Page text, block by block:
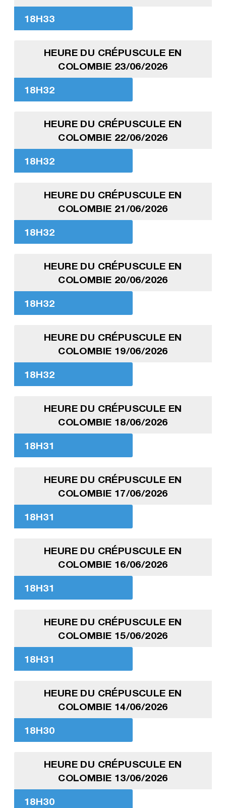
18H33
HEURE DU CRÉPUSCULE EN
COLOMBIE 23/06/2026
18H32
HEURE DU CRÉPUSCULE EN
COLOMBIE 22/06/2026
18H32
HEURE DU CRÉPUSCULE EN
COLOMBIE 21/06/2026
18H32
HEURE DU CRÉPUSCULE EN
COLOMBIE 20/06/2026
18H32
HEURE DU CRÉPUSCULE EN
COLOMBIE 19/06/2026
18H32
HEURE DU CRÉPUSCULE EN
COLOMBIE 18/06/2026
18H31
HEURE DU CRÉPUSCULE EN
COLOMBIE 17/06/2026
18H31
HEURE DU CRÉPUSCULE EN
COLOMBIE 16/06/2026
18H31
HEURE DU CRÉPUSCULE EN
COLOMBIE 15/06/2026
18H31
HEURE DU CRÉPUSCULE EN
COLOMBIE 14/06/2026
18H30
HEURE DU CRÉPUSCULE EN
COLOMBIE 13/06/2026
18H30